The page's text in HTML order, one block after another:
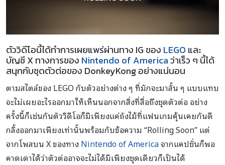
ตัววิดีโอนี้ได้ทำการเผยแพร่ผ่านทาง IG ของ LEGO และ
บัญชี X ทางการของ Nintendo of Americaว่าเร็ว ๆ นี้ได้
สนุกกับชุดตัวต่อของ DonkeyKong อย่างแน่นอน
ตามสไตล์ของ LEGO กับตัวอย่างต่าง ๆ ที่มักจะมาสั้น ๆ แบบแทบ
จะไม่เผยอะไรออกมาให้เห็นนอกจากสิ่งที่สื่อถึงชุดตัวต่อ อย่าง
ครั้งนี้ก็เช่นกันตัววิดีโอก็มีเพียงแค่ถังไม้ที่แฟนเกมคุ้นเคยกันดี
กลิ้งออกมาเพียงเท่านั้นพร้อมกับข้อความ “Rolling Soon” แต่
จากโพสบน X ของทางNintendo of Americaจากแคปชั่นก็พอ
คาดเดาได้ว่าตัวต่ออาจจะไม่ได้มีเพียงชุดเดียวก็เป็นได้